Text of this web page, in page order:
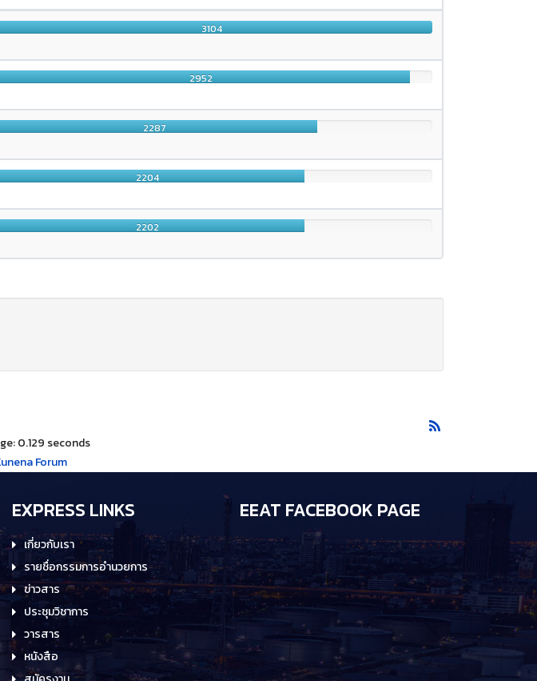
3104
2952
2287
2204
2202
0.129 seconds
Forum
EXPRESS LINKS
เกี่ยวกับเรา
รายชื่อกรรมการอำนวยการ
ข่าวสาร
ประชุมวิชาการ
วารสาร
หนังสือ
EEAT FACEBOOK PAGE